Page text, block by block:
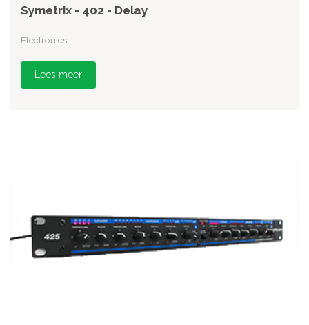
Symetrix - 402 - Delay
Electronics
Lees meer